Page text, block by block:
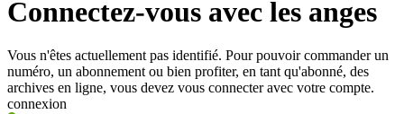
Connectez-vous avec les anges
Vous n'êtes actuellement pas identifié. Pour pouvoir commander un
numéro, un abonnement ou bien profiter, en tant qu'abonné, des
archives en ligne, vous devez vous connecter avec votre compte.
connexion